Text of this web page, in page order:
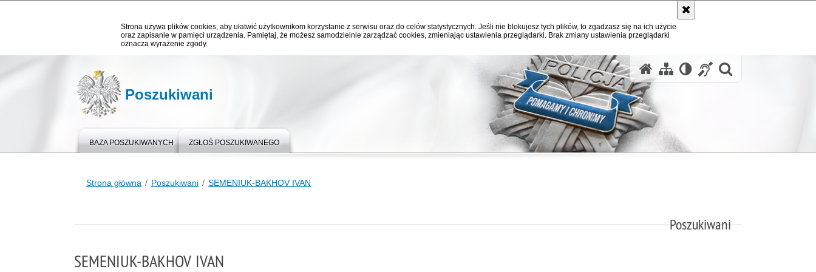
Strona używa plików cookies, aby ułatwić użytkownikom korzystanie z serwisu oraz do celów statystycznych. Jeśli nie blokujesz tych plików, to zgadzasz się na ich użycie
oraz zapisanie w pamięci urządzenia. Pamiętaj, że możesz samodzielnie zarządzać cookies, zmieniając ustawienia przeglądarki. Brak zmiany ustawienia przeglądarki
oznacza wyrażenie zgody.
Poszukiwani
BAZA POSZUKIWANYCH ZGŁOŚ POSZUKIWANEGO
Strona główna Poszukiwani SEMENIUK-BAKHOV IVAN
Poszukiwani
SEMENIUK-BAKHOV IVAN